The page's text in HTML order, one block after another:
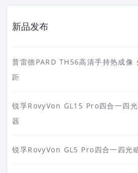
新品发布
普雷德PARD TH56高清手持热成像
距
锐孚RovyVon GL15 Pro四合一四
器
锐孚RovyVon GL5 Pro四合一四光